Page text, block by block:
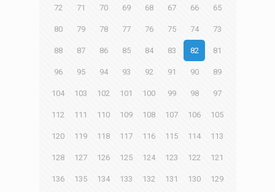
65
66
67
68
69
70
71
72
73
74
75
76
77
78
79
80
81
82
83
84
85
86
87
88
89
90
91
92
93
94
95
96
97
98
99
100
101
102
103
104
105
106
107
108
109
110
111
112
113
114
115
116
117
118
119
120
121
122
123
124
125
126
127
128
129
130
131
132
133
134
135
136